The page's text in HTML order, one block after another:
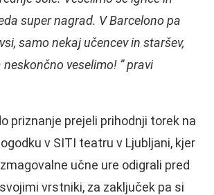
super nagrad. V Barcelono pa
samo nekaj učencev in staršev,
veselimo! ” pravi
priznanje prejeli prihodnji torek na
v SITI teatru v Ljubljani, kjer
učne ure odigrali pred
vrstniki, za zaključek pa si